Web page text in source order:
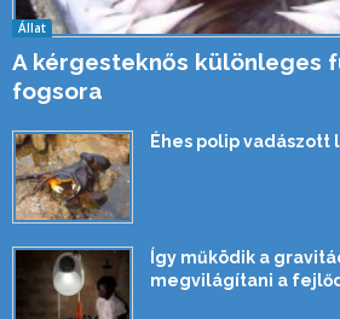
Állat
A kérgesteknős különleges
fogsora
Éhes polip
Így működik a
megvilágítani a